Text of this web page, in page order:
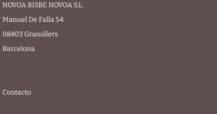
NOVOA BISBE NOVOA S.L.
Manuel De Falla 54
08403 Granollers
Barcelona
Contacto